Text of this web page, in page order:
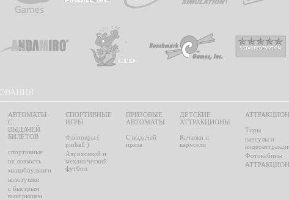
АВТОМАТЫ
С
ВЫДАЧЕЙ
БИЛЕТОВ
спортивные
на ловкость
минибоулинги
колотушки
с быстрым
выигрышем
СПОРТИВНЫЕ
ИГРЫ
Флипперы (
pinball )
Аэрохоккей и
механический
футбол
ПРИЗОВЫЕ
АВТОМАТЫ
С выдачей
приза
ДЕТСКИЕ
АТТРАКЦИОНЫ
Качалки и
карусели
Тиры
капсулы и
Фотокабины